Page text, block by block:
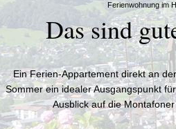
Ferienwohnung im
Das sind
Ein Ferien-Appartement direkt an
Sommer ein idealer Ausgangspunkt
Ausblick auf die